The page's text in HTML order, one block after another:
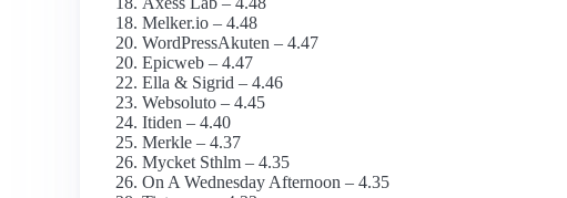
Melker.io – 4.48
WordPressAkuten – 4.47
Epicweb – 4.47
Ella & Sigrid – 4.46
Websoluto – 4.45
Itiden – 4.40
Merkle – 4.37
Mycket Sthlm – 4.35
On A Wednesday Afternoon – 4.35